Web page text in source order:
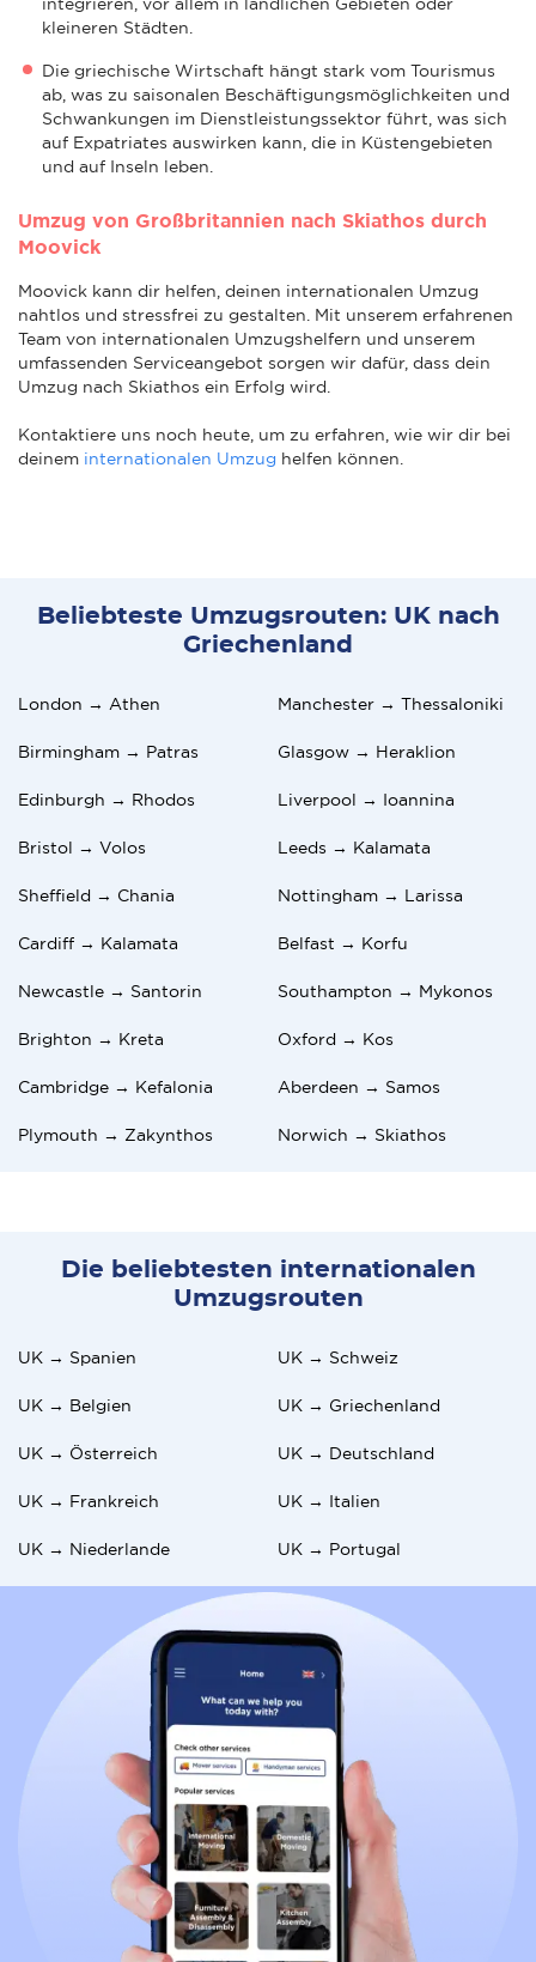
kleineren Städten.
Die griechische Wirtschaft hängt stark vom Tourismus
ab, was zu saisonalen Beschäftigungsmöglichkeiten und
Schwankungen im Dienstleistungssektor führt, was sich
auf Expatriates auswirken kann, die in Küstengebieten
und auf Inseln leben.
Umzug von Großbritannien nach Skiathos durch
Moovick
Moovick kann dir helfen, deinen internationalen Umzug
nahtlos und stressfrei zu gestalten. Mit unserem erfahrenen
Team von internationalen Umzugshelfern und unserem
umfassenden Serviceangebot sorgen wir dafür, dass dein
Umzug nach Skiathos ein Erfolg wird.
Kontaktiere uns noch heute, um zu erfahren, wie wir dir bei
deinem internationalen Umzug helfen können.
Beliebteste Umzugsrouten: UK nach
Griechenland
London → Athen Manchester → Thessaloniki
Birmingham → Patras Glasgow → Heraklion
Edinburgh → Rhodos Liverpool → Ioannina
Bristol → Volos Leeds → Kalamata
Sheffield → Chania Nottingham → Larissa
Cardiff → Kalamata Belfast → Korfu
Newcastle → Santorin Southampton → Mykonos
Brighton → Kreta Oxford → Kos
Cambridge → Kefalonia Aberdeen → Samos
Plymouth → Zakynthos Norwich → Skiathos
Die beliebtesten internationalen
Umzugsrouten
UK → Spanien UK → Schweiz
UK → Belgien UK → Griechenland
UK → Österreich UK → Deutschland
UK → Frankreich UK → Italien
UK → Niederlande UK → Portugal